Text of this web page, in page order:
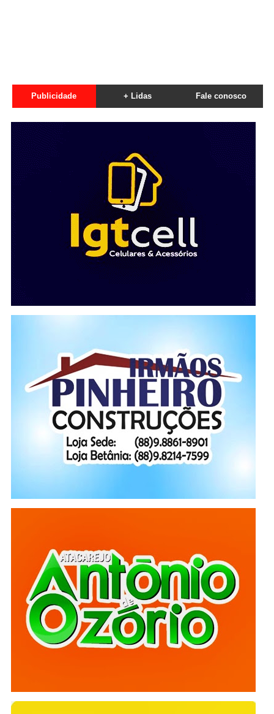
Publicidade + Lidas Fale conosco